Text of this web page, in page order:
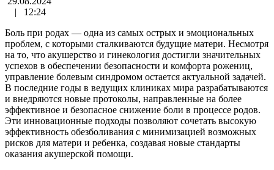
|
12:24
Боль при родах — одна из самых острых и эмоциональных
проблем, с которыми сталкиваются будущие матери. Несмотря
на то, что акушерство и гинекология достигли значительных
успехов в обеспечении безопасности и комфорта рожениц,
управление болевым синдромом остается актуальной задачей.
В последние годы в ведущих клиниках мира разрабатываются
и внедряются новые протоколы, направленные на более
эффективное и безопасное снижение боли в процессе родов.
Эти инновационные подходы позволяют сочетать высокую
эффективность обезболивания с минимизацией возможных
рисков для матери и ребенка, создавая новые стандарты
оказания акушерской помощи.